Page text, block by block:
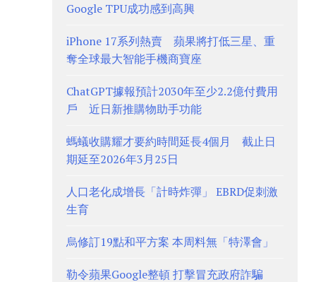
Google TPU成功感到高興
iPhone 17系列熱賣 蘋果將打低三星、重
奪全球最大智能手機商寶座
ChatGPT據報預計2030年至少2.2億付費用
戶 近日新推購物助手功能
螞蟻收購耀才要約時間延長4個月 截止日
期延至2026年3月25日
人口老化成增長「計時炸彈」 EBRD促刺激
生育
烏修訂19點和平方案 本周料無「特澤會」
勒令蘋果Google整頓 打擊冒充政府詐騙